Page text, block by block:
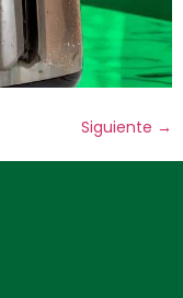
Siguiente →